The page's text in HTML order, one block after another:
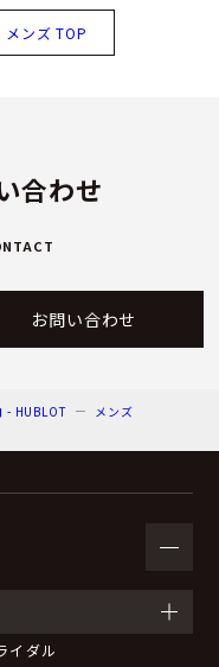
メンズ TOP
合わせ
お問い合わせ
- HUBLOT
メンズ
イダル